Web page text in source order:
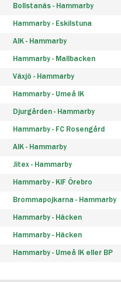
Bollstanäs - Hammarby
Hammarby - Eskilstuna
AIK - Hammarby
Hammarby - Mallbacken
Växjö - Hammarby
Hammarby - Umeå IK
Djurgården - Hammarby
Hammarby - FC Rosengård
AIK - Hammarby
Jitex - Hammarby
Hammarby - KIF Örebro
Brommapojkarna - Hammarby
Hammarby - Häcken
Hammarby - Häcken
Hammarby - Umeå IK eller BP